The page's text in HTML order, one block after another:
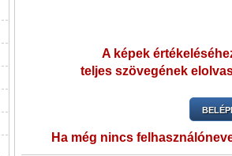
A képek
teljes szövegének
Ha még nincs